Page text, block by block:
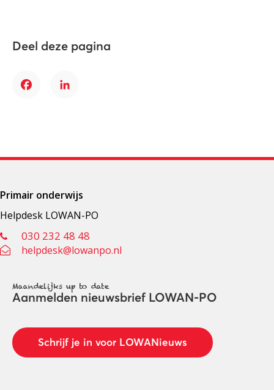
Deel deze pagina
FacebookLinkedIn
Primair onderwijs
Helpdesk LOWAN-PO
030 232 48 48
helpdesk@lowanpo.nl
Maandelijks up to date
Aanmelden nieuwsbrief LOWAN-PO
Schrijf je in voor LOWANieuws